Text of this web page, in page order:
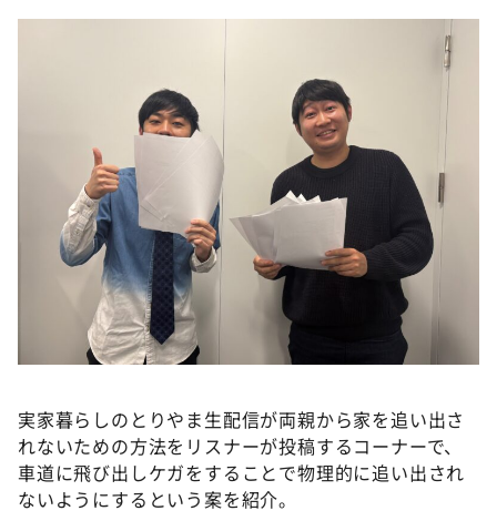
河合＆A.B.C-Z塚田×福井アナ「なんでやねん！？」
DAIGOも台所 ～きょうの献立 何にする？～
本日はダイアンなり！シーズン２
朝だ！生です旅サラダ
教えて！ニュースライブ 正義のミカタ
ＬＩＦＥ～夢のカタチ～
新婚さんいらっしゃい！
ポツンと一軒家
ザキ山小屋本館
アナ回覧板
実家暮らしのとりやま生配信が両親から家を追い出さ
れないための方法をリスナーが投稿するコーナーで、
車道に飛び出しケガをすることで物理的に追い出され
ないようにするという案を紹介。